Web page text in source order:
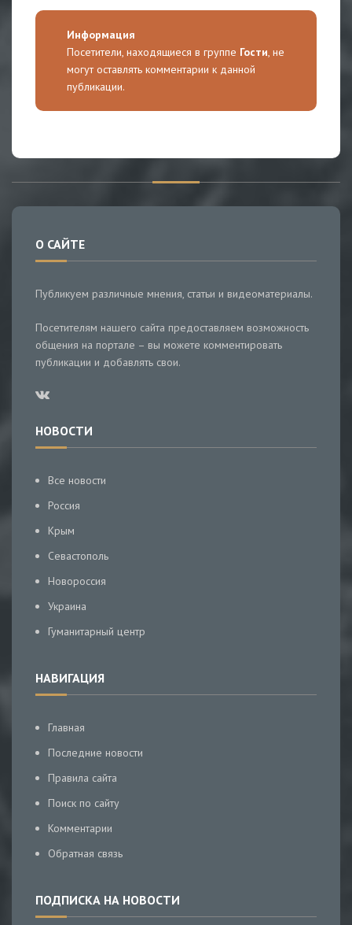
Информация
Посетители, находящиеся в группе Гости, не
могут оставлять комментарии к данной
публикации.
О САЙТЕ
Публикуем различные мнения, статьи и видеоматериалы.
Посетителям нашего сайта предоставляем возможность
общения на портале – вы можете комментировать
публикации и добавлять свои.
НОВОСТИ
Все новости
Россия
Крым
Севастополь
Новороссия
Украина
Гуманитарный центр
НАВИГАЦИЯ
Главная
Последние новости
Правила сайта
Поиск по сайту
Комментарии
Обратная связь
ПОДПИСКА НА НОВОСТИ